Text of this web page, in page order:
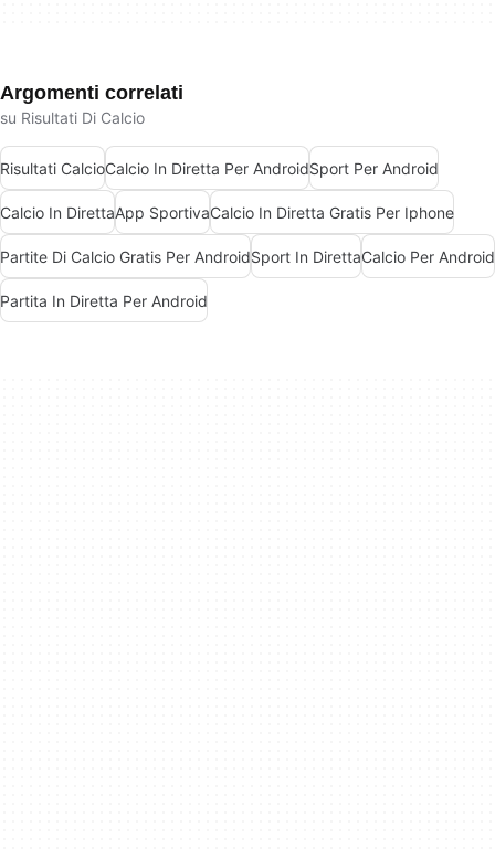
Argomenti correlati
su Risultati Di Calcio
Risultati CalcioCalcio In Diretta Per AndroidSport Per Android
Calcio In DirettaApp SportivaCalcio In Diretta Gratis Per Iphone
Partite Di Calcio Gratis Per AndroidSport In DirettaCalcio Per Android
Partita In Diretta Per Android